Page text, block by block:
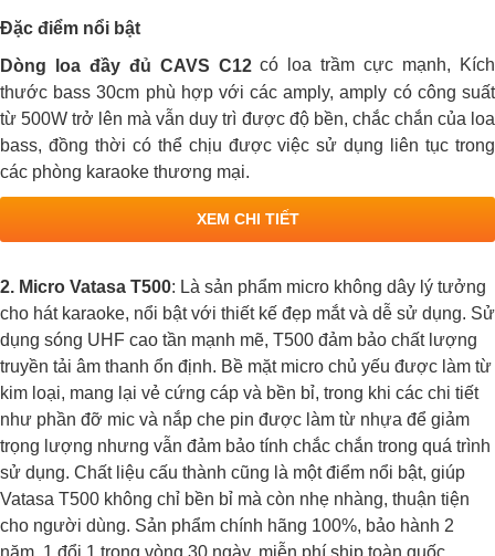
Đặc điểm nổi bật
Dòng loa đầy đủ CAVS C12 có loa trầm cực mạnh, Kích
thước bass 30cm phù hợp với các amply, amply có công suất
từ ​500W trở lên mà vẫn duy trì được độ bền, chắc chắn của loa
bass, đồng thời có thể chịu được việc sử dụng liên tục trong
các phòng karaoke thương mại.
XEM CHI TIẾT
2. Micro Vatasa T500: Là sản phẩm micro không dây lý tưởng
cho hát karaoke, nổi bật với thiết kế đẹp mắt và dễ sử dụng. Sử
dụng sóng UHF cao tần mạnh mẽ, T500 đảm bảo chất lượng
truyền tải âm thanh ổn định. Bề mặt micro chủ yếu được làm từ
kim loại, mang lại vẻ cứng cáp và bền bỉ, trong khi các chi tiết
như phần đỡ mic và nắp che pin được làm từ nhựa để giảm
trọng lượng nhưng vẫn đảm bảo tính chắc chắn trong quá trình
sử dụng. Chất liệu cấu thành cũng là một điểm nổi bật, giúp
Vatasa T500 không chỉ bền bỉ mà còn nhẹ nhàng, thuận tiện
cho người dùng. Sản phẩm chính hãng 100%, bảo hành 2
năm, 1 đổi 1 trong vòng 30 ngày, miễn phí ship toàn quốc.